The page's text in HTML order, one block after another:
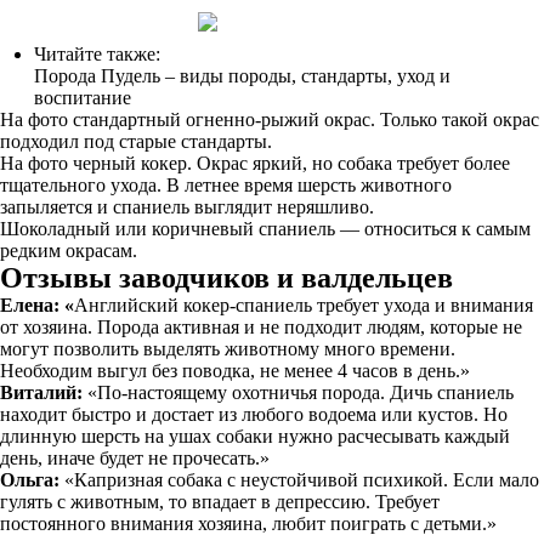
Читайте также:
Порода Пудель – виды породы, стандарты, уход и
воспитание
На фото стандартный огненно-рыжий окрас. Только такой окрас
подходил под старые стандарты.
На фото черный кокер. Окрас яркий, но собака требует более
тщательного ухода. В летнее время шерсть животного
запыляется и спаниель выглядит неряшливо.
Шоколадный или коричневый спаниель — относиться к самым
редким окрасам.
Отзывы заводчиков и валдельцев
Елена: «Английский кокер-спаниель требует ухода и внимания
от хозяина. Порода активная и не подходит людям, которые не
могут позволить выделять животному много времени.
Необходим выгул без поводка, не менее 4 часов в день.»
Виталий: «По-настоящему охотничья порода. Дичь спаниель
находит быстро и достает из любого водоема или кустов. Но
длинную шерсть на ушах собаки нужно расчесывать каждый
день, иначе будет не прочесать.»
Ольга: «Капризная собака с неустойчивой психикой. Если мало
гулять с животным, то впадает в депрессию. Требует
постоянного внимания хозяина, любит поиграть с детьми.»